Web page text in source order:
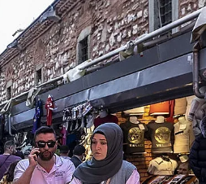
МОЯТ ГРАД
ТЕХНОЛОГИИ
ДА!НА
ДА! НА
КУЛТУРА
ПРАВОСЪДИЕ